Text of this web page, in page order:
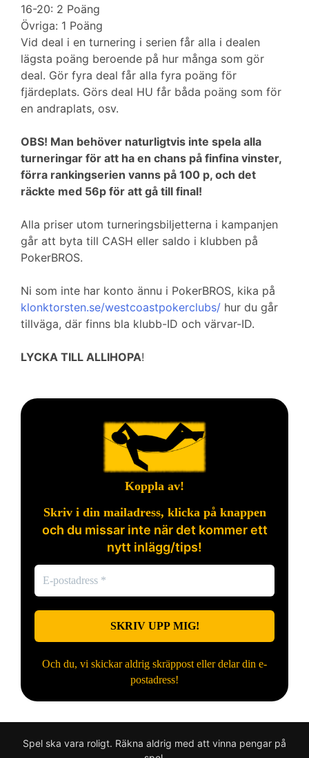
16-20: 2 Poäng
Övriga: 1 Poäng
Vid deal i en turnering i serien får alla i dealen
lägsta poäng beroende på hur många som gör
deal. Gör fyra deal får alla fyra poäng för
fjärdeplats. Görs deal HU får båda poäng som för
en andraplats, osv.
OBS! Man behöver naturligtvis inte spela alla
turneringar för att ha en chans på finfina vinster,
förra rankingserien vanns på 100 p, och det
räckte med 56p för att gå till final!
Alla priser utom turneringsbiljetterna i kampanjen
går att byta till CASH eller saldo i klubben på
PokerBROS.
Ni som inte har konto ännu i PokerBROS, kika på
klonktorsten.se/westcoastpokerclubs/ hur du går
tillväga, där finns bla klubb-ID och värvar-ID.
LYCKA TILL ALLIHOPA!
Koppla av!
Skriv i din mailadress, klicka på knappen
och du missar inte när det kommer ett
nytt inlägg/tips!
Och du, vi skickar aldrig skräppost eller delar din e-
postadress!
Spel ska vara roligt. Räkna aldrig med att vinna pengar på